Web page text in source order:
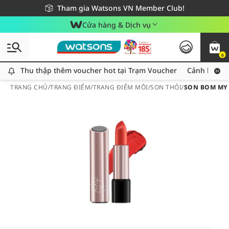
Tham gia Watsons VN Member Club!
Miễn phí giao hàng cho đơn hàng từ 249,000Đ
Giao hàng nhanh 24h - Áp dụng khu vực TP. Hồ Chí Minh
Cửa hàng & Dịch vụ
0
Thu thập thêm voucher hot tại Trạm Voucher
Thu thập thêm voucher hot tại Trạm Voucher Cảnh báo
TRANG CHỦ/TRANG ĐIỂM/TRANG ĐIỂM MÔI/SON THỎI/SON BOM